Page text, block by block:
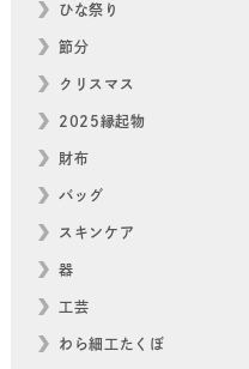
ひな祭り
節分
クリスマス
2025縁起物
財布
バッグ
スキンケア
器
工芸
わら細工たくぼ